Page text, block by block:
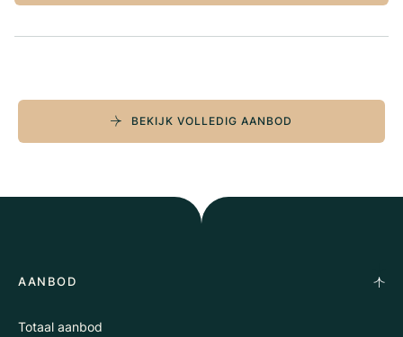
BEKIJK VOLLEDIG AANBOD
AANBOD
Totaal aanbod